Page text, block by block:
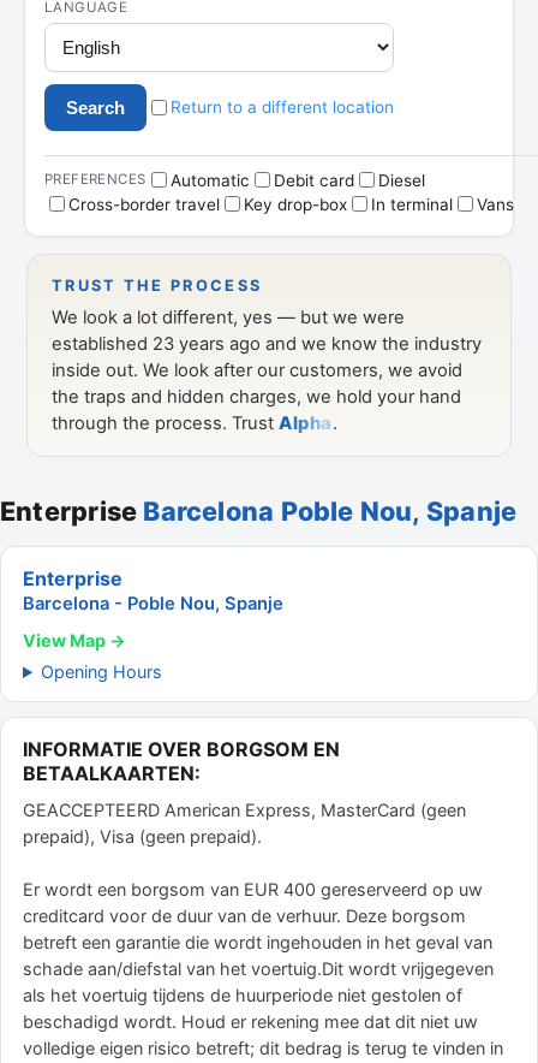
Enterprise Barcelona Poble Nou, Spanje
Enterprise
Barcelona - Poble Nou, Spanje
View Map →
Opening Hours
INFORMATIE OVER BORGSOM EN
BETAALKAARTEN:
GEACCEPTEERD American Express, MasterCard (geen
prepaid), Visa (geen prepaid).
Er wordt een borgsom van EUR 400 gereserveerd op uw
creditcard voor de duur van de verhuur. Deze borgsom
betreft een garantie die wordt ingehouden in het geval van
schade aan/diefstal van het voertuig.Dit wordt vrijgegeven
als het voertuig tijdens de huurperiode niet gestolen of
beschadigd wordt. Houd er rekening mee dat dit niet uw
volledige eigen risico betreft; dit bedrag is terug te vinden in